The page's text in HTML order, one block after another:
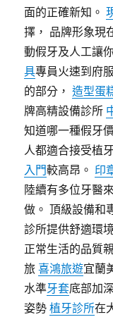
面的正確新知。
擇， 品牌形象現
動假牙及人工讓
具專員火速到府
的部分，造型蛋
牌高精設備診所
知道哪一種假牙
人都適合接受植
入門較高昂。 印
陸續有多位牙醫
做。 頂級設備和
診所提供舒適環
正常生活的品質
旅喜鴻旅遊宜蘭
水準牙套底部加
姿勢植牙診所在